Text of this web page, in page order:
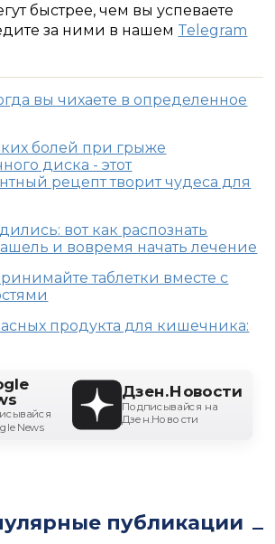
быстрее, чем вы успеваете
за ними в нашем Telegram
вы чихаете в определенное
болей при грыже
диска - этот
рецепт творит чудеса для
вот как распознать
и вовремя начать лечение
таблетки вместе с
продукта для кишечника:
News
Дзен.Новости
Подписывайся на
Дзен.Новости
публикации